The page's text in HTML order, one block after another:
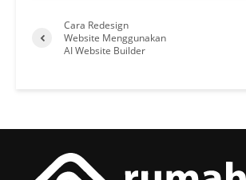
Cara Redesign
Website Menggunakan
AI Website Builder